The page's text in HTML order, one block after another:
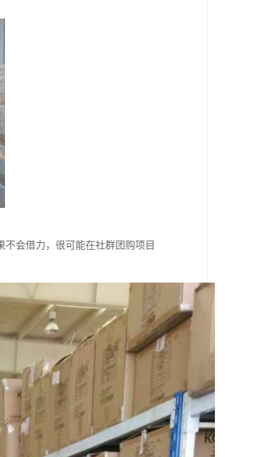
会借力，很可能在社群团购项目